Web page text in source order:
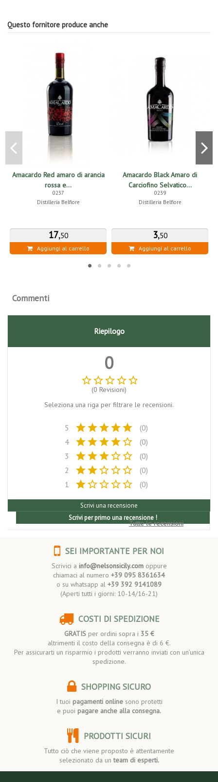
Questo fornitore produce anche
Amacardo Red amaro di arancia
rossa e...
0237
Distilleria Belfiore
17,50
Aggiungi al carrello
Amacardo Black Amaro di
Carciofino Selvatico...
0239
Distilleria Belfiore
3,50
Aggiungi al carrello
Commenti
Riepilogo
0
star_borderstar_borderstar_borderstar_borderstar_border
(0 Revisioni)
Seleziona una riga per filtrare le recensioni.
5 starstarstarstarstar
(0)
4
starstarstarstarstar_border
(0)
3
starstarstarstar_borderstar_border
(0)
2
starstarstar_borderstar_borderstar_border
(0)
1
starstar_borderstar_borderstar_borderstar_border (0)
Scrivi una recensione
Tutte le recensioni
Scrivi per primo una recensione !
SEI IMPORTANTE PER NOI
Scrivici a info@nelsonsicily.comoppure
chiamaci al numero +39 095 8361634
o su whatsapp al +39 392 9141089
(Aperti tutti i giorni: 10-14/16-21)
COSTI DI SPEDIZIONE
GRATISper ordini sopra i 35 €
altrimenti il costo della consegna è di 6 €.
Per assicurarti un risparmio i prodotti verranno inviati con un’unica
spedizione.
SHOPPING SICURO
I tuoi pagamenti onlinesono protetti
e puoi pagare anche alla consegna.
PRODOTTI SICURI
Tutto ciò che viene proposto è attentamente
selezionato da unteam di esperti.